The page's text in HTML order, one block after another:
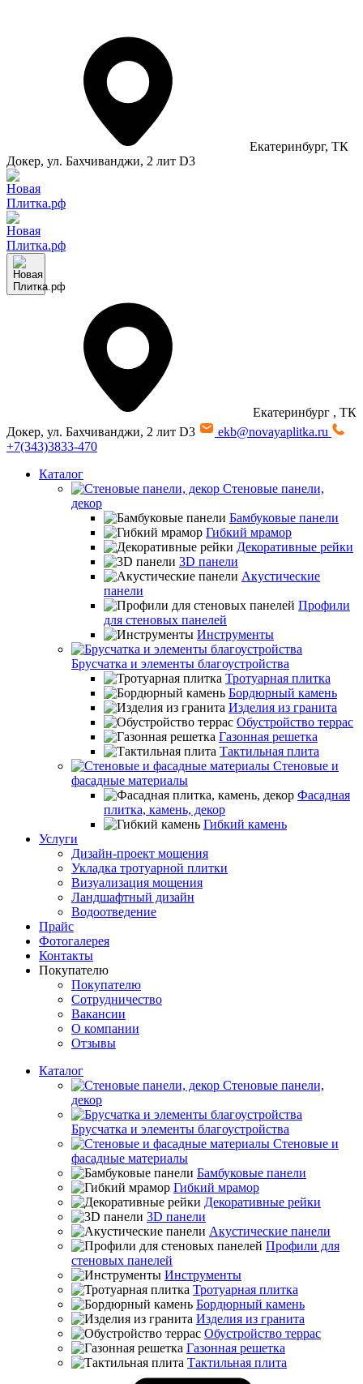
Екатеринбург, ТК
Докер, ул. Бахчиванджи, 2 лит D3
Екатеринбург , ТК
Докер, ул. Бахчиванджи, 2 лит D3
ekb@novayaplitka.ru
+7(343)3833-470
Каталог
Стеновые панели,
декор
Бамбуковые панели
Гибкий мрамор
Декоративные рейки
3D панели
Акустические
панели
Профили
для стеновых панелей
Инструменты
Брусчатка и элементы благоустройства
Тротуарная плитка
Бордюрный камень
Изделия из гранита
Обустройство террас
Газонная решетка
Тактильная плита
Стеновые и
фасадные материалы
Фасадная
плитка, камень, декор
Гибкий камень
Услуги
Дизайн-проект мощения
Укладка тротуарной плитки
Визуализация мощения
Ландшафтный дизайн
Водоотведение
Прайс
Фотогалерея
Контакты
Покупателю
Покупателю
Сотрудничество
Вакансии
О компании
Отзывы
Каталог
Стеновые панели,
декор
Брусчатка и элементы благоустройства
Стеновые и
фасадные материалы
Бамбуковые панели
Гибкий мрамор
Декоративные рейки
3D панели
Акустические панели
Профили для
стеновых панелей
Инструменты
Тротуарная плитка
Бордюрный камень
Изделия из гранита
Обустройство террас
Газонная решетка
Тактильная плита